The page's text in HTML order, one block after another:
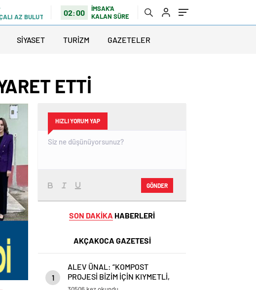
AZ BULUTLU 02:00
İMSAK'A
KALAN SÜRE
SİYASET TURİZM GAZETELER
ETTİ
HIZLI YORUM YAP
GÖNDER
SON DAKİKA HABERLERİ
AKÇAKOCA GAZETESİ
1
ALEV ÜNAL: “KOMPOST
PROJESİ BİZİM İÇİN KIYMETLİ,
ÜRETİME GEÇECEĞİZ”